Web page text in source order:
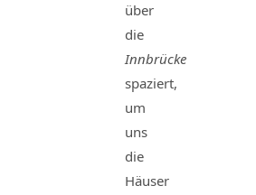
über
die
Innbrücke
spaziert,
um
uns
die
Häuser